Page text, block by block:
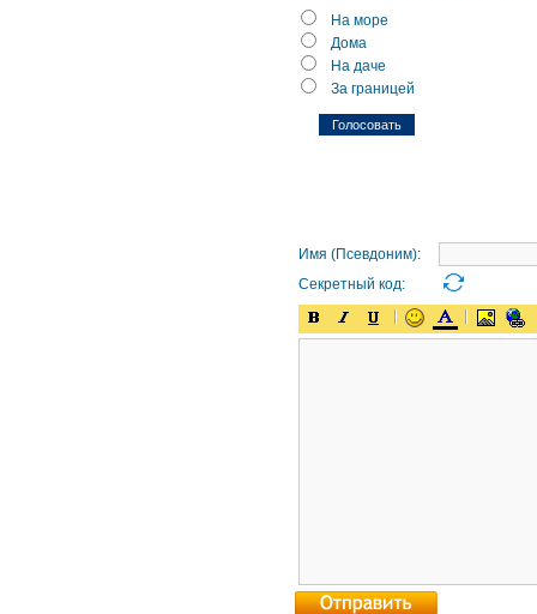
На море
Дома
На даче
За границей
Имя (Псевдоним):
Секретный код: